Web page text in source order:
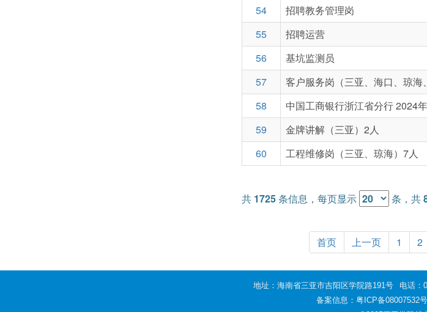
54
招聘教务管理岗
55
招聘运营
56
基坑监测员
57
客户服务岗（三亚、海口、琼海
58
中国工商银行浙江省分行 2024
59
金牌讲解（三亚）2人
60
工程维修岗（三亚、琼海）7人
共 1725条信息，每页显示 条，共
首页 上一页 1 2
地址：海南省三亚市吉阳区学院路191号 电话：
备案信息：粤ICP备08007532号